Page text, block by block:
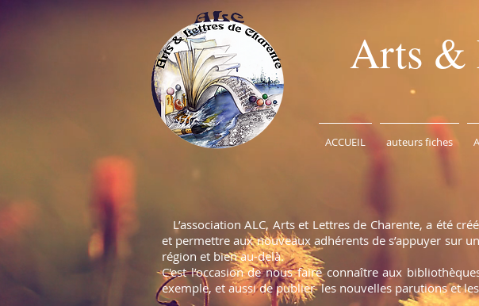
Arts &
ACCUEIL auteurs fiches
L’association ALC, Arts et Lettres de Charente, a été
et permettre aux nouveaux adhérents de s’appuyer sur
région et bien au-delà.
C'est l’occasion de nous faire connaître aux
exemple, et aussi de publier les nouvelles parutions et